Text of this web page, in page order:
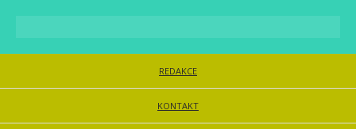
REDAKCE
KONTAKT